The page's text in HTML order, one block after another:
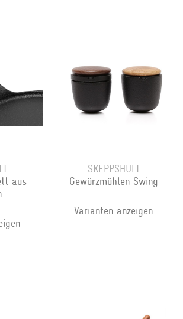
aus
SKEPPSHULT
Gewürzmühlen Swing
Varianten anzeigen